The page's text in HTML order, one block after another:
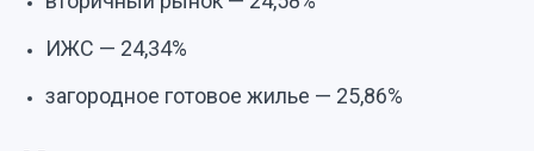
ИЖС — 24,34%
загородное готовое жилье — 25,86%